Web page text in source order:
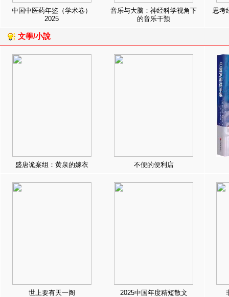
中国中医药年鉴（学术卷）
2025
音乐与大脑：神经科学视角下
的音乐干预
思考
文學/小說
盛唐诡案组：黄泉的嫁衣 不便的便利店
世上要有天一阁 2025中国年度精短散文